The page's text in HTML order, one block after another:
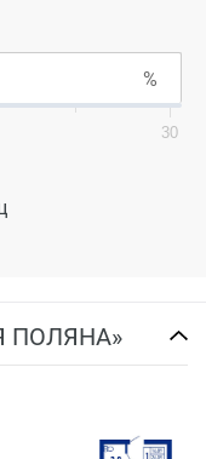
30
ПОЛЯНА»